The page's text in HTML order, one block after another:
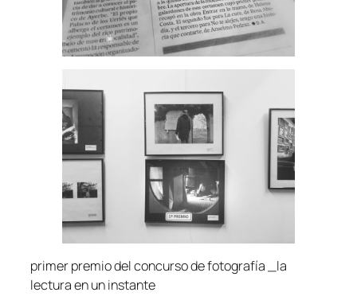
primer premio del concurso de fotografía _la
lectura en un instante